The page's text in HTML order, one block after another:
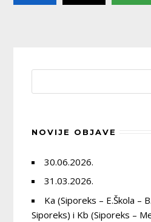
NOVIJE OBJAVE
30.06.2026.
31.03.2026.
Ka (Siporeks – E.Škola –
Siporeks) i Kb (Siporeks –